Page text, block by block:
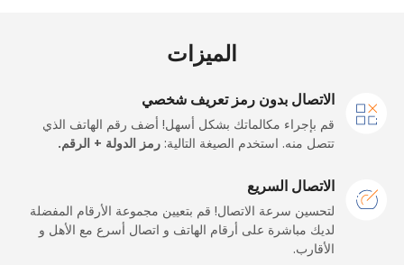
18 دقائق ب ⁦$5⁩
الهاتف
10 دقائق ب ⁦$5⁩
Rwanda
8 دقائق ب ⁦$5⁩
الميزات
الاتصال بدون رمز تعريف شخصي
قم بإجراء مكالماتك بشكل أسهل! أضف رقم الهاتف الذي
تتصل منه. استخدم الصيغة التالية: رمز الدولة + الرقم.
الاتصال السريع
لتحسين سرعة الاتصال! قم بتعيين مجموعة الأرقام المفضلة
لديك مباشرة على أرقام الهاتف و اتصال أسرع مع الأهل و
الأقارب.